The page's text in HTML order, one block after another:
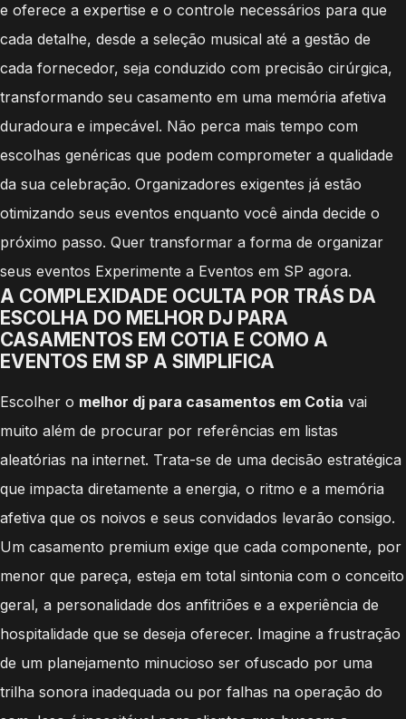
e oferece a expertise e o controle necessários para que
cada detalhe, desde a seleção musical até a gestão de
cada fornecedor, seja conduzido com precisão cirúrgica,
transformando seu casamento em uma memória afetiva
duradoura e impecável. Não perca mais tempo com
escolhas genéricas que podem comprometer a qualidade
da sua celebração. Organizadores exigentes já estão
otimizando seus eventos enquanto você ainda decide o
próximo passo. Quer transformar a forma de organizar
seus eventos Experimente a Eventos em SP agora.
A COMPLEXIDADE OCULTA POR TRÁS DA
ESCOLHA DO MELHOR DJ PARA
CASAMENTOS EM COTIA E COMO A
EVENTOS EM SP A SIMPLIFICA
Escolher o melhor dj para casamentos em Cotia vai
muito além de procurar por referências em listas
aleatórias na internet. Trata-se de uma decisão estratégica
que impacta diretamente a energia, o ritmo e a memória
afetiva que os noivos e seus convidados levarão consigo.
Um casamento premium exige que cada componente, por
menor que pareça, esteja em total sintonia com o conceito
geral, a personalidade dos anfitriões e a experiência de
hospitalidade que se deseja oferecer. Imagine a frustração
de um planejamento minucioso ser ofuscado por uma
trilha sonora inadequada ou por falhas na operação do